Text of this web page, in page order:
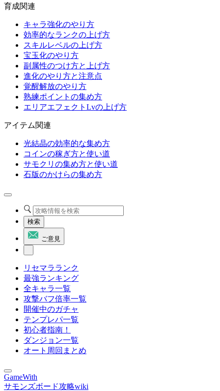
育成関連
キャラ強化のやり方
効率的なランクの上げ方
スキルレベルの上げ方
宝玉化のやり方
副属性のつけ方と上げ方
進化のやり方と注意点
覚醒解放のやり方
熟練ポイントの集め方
エリアエフェクトLvの上げ方
アイテム関連
光結晶の効率的な集め方
コインの稼ぎ方と使い道
サモクリの集め方と使い道
石版のかけらの集め方
検索
ご意見
リセマラランク
最強ランキング
全キャラ一覧
攻撃バフ倍率一覧
開催中のガチャ
テンプレパ一覧
初心者指南！
ダンジョン一覧
オート周回まとめ
GameWith
サモンズボード攻略wiki